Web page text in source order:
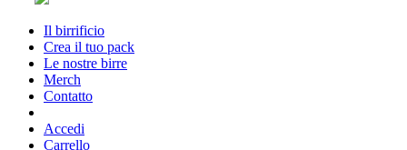
Il birrificio
Crea il tuo pack
Le nostre birre
Merch
Contatto
Accedi
Carrello